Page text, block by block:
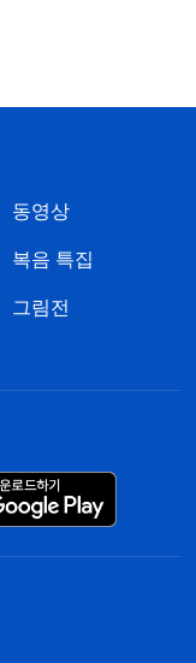
동영상
복음 특집
그림전